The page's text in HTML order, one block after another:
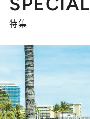
特集